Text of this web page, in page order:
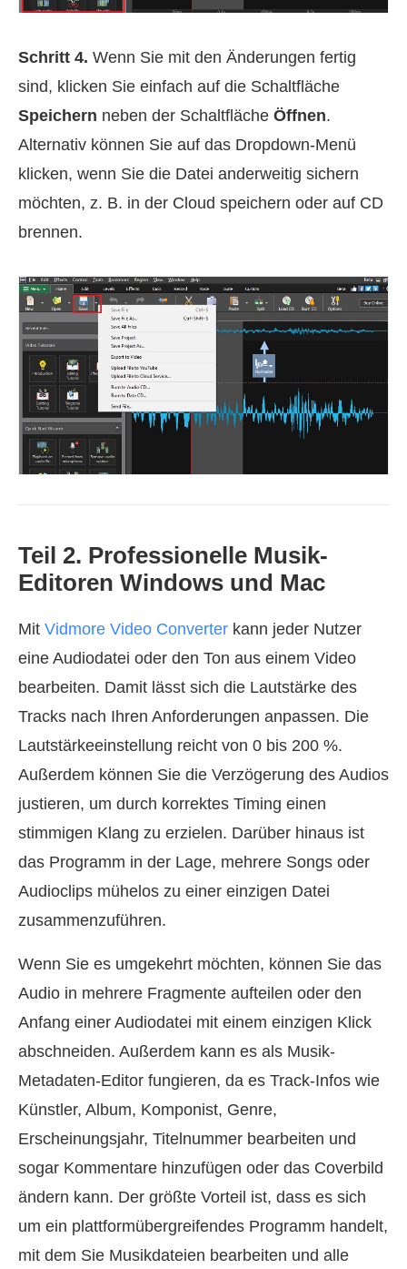
Schritt 4. Wenn Sie mit den Änderungen fertig
sind, klicken Sie einfach auf die Schaltfläche
Speichern neben der Schaltfläche Öffnen.
Alternativ können Sie auf das Dropdown-Menü
klicken, wenn Sie die Datei anderweitig sichern
möchten, z. B. in der Cloud speichern oder auf CD
brennen.
Teil 2. Professionelle Musik-
Editoren Windows und Mac
Mit Vidmore Video Converter kann jeder Nutzer
eine Audiodatei oder den Ton aus einem Video
bearbeiten. Damit lässt sich die Lautstärke des
Tracks nach Ihren Anforderungen anpassen. Die
Lautstärkeeinstellung reicht von 0 bis 200 %.
Außerdem können Sie die Verzögerung des Audios
justieren, um durch korrektes Timing einen
stimmigen Klang zu erzielen. Darüber hinaus ist
das Programm in der Lage, mehrere Songs oder
Audioclips mühelos zu einer einzigen Datei
zusammenzuführen.
Wenn Sie es umgekehrt möchten, können Sie das
Audio in mehrere Fragmente aufteilen oder den
Anfang einer Audiodatei mit einem einzigen Klick
abschneiden. Außerdem kann es als Musik-
Metadaten-Editor fungieren, da es Track-Infos wie
Künstler, Album, Komponist, Genre,
Erscheinungsjahr, Titelnummer bearbeiten und
sogar Kommentare hinzufügen oder das Coverbild
ändern kann. Der größte Vorteil ist, dass es sich
um ein plattformübergreifendes Programm handelt,
mit dem Sie Musikdateien bearbeiten und alle